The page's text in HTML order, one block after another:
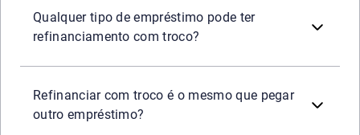
Qualquer tipo de empréstimo pode ter
refinanciamento com troco?
Refinanciar com troco é o mesmo que pegar
outro empréstimo?